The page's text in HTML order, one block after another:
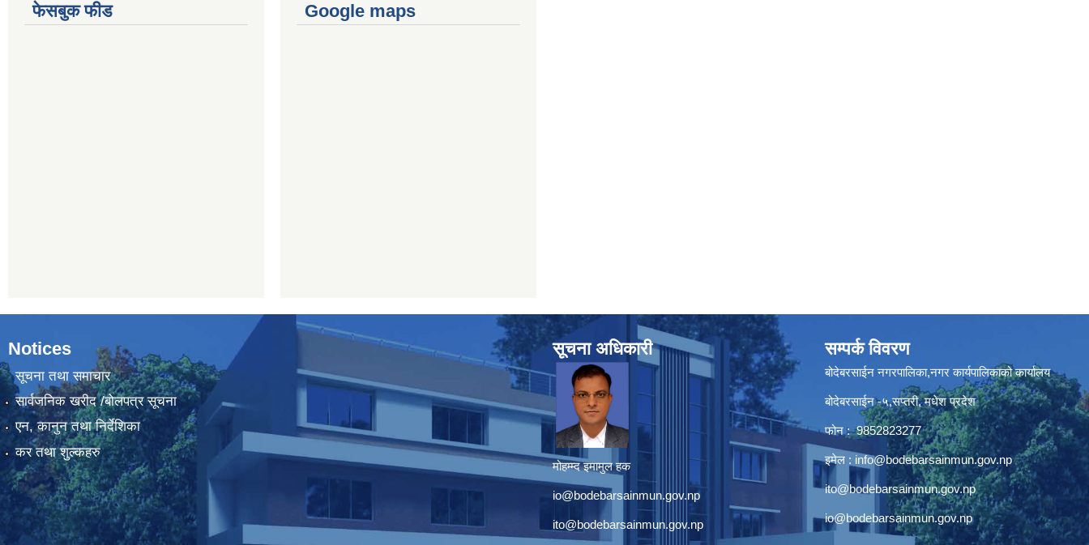
फेसबुक फीड Google maps
Notices
सूचना तथा समाचार
सार्वजनिक खरीद /बोलपत्र सूचना
एन, कानुन तथा निर्देशिका
कर तथा शुल्कहरु
सूचना अधिकारी
मोहम्म्द इमामुल हक
io@bodebarsainmun.gov.np
ito@bodebarsainmun.gov.np
सम्पर्क विवरण
बोदेबरसाईन नगरपालिका,नगर कार्यपालिकाको कार्यालय
बोदेबरसाईन -५,सप्तरी, मधेश प्रदेश
फोन : 9852823277
इमेल : info@bodebarsainmun.gov.np
ito@bodebarsainmun.gov.np
io@bodebarsainmun.gov.np